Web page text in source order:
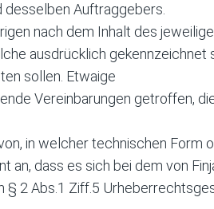
desselben Auftraggebers.
nach dem Inhalt des
ausdrücklich gekennzeichnet
sollen. Etwaige
Vereinbarungen getroffen,
in welcher technischen Form
an, dass es sich bei dem von
§ 2 Abs.1 Ziff.5